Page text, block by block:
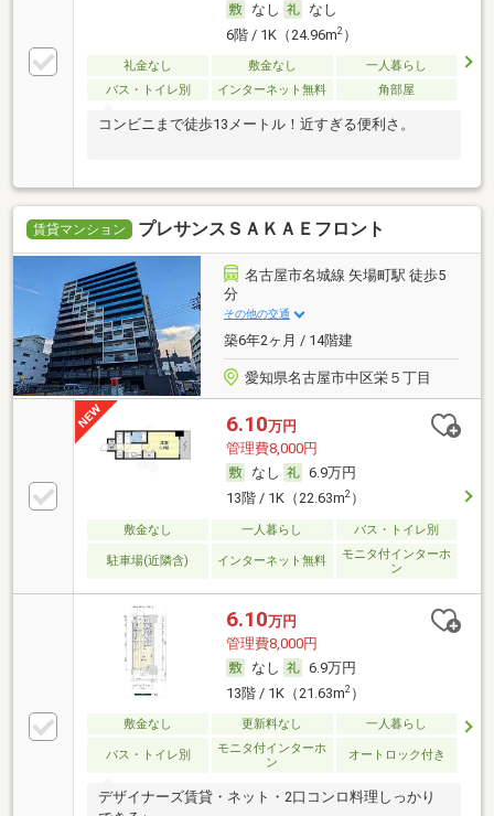
なし
なし
6階 / 1K（24.96m2）
礼金なし 敷金なし
一人暮らし
バス・トイレ別
インターネット無料 角部屋
コンビニまで徒歩13メートル！近すぎる便利さ。
賃貸マンション プレサンスＳＡＫＡＥフロント
名古屋市名城線 矢場町駅 徒歩5
分
その他の交通
築6年2ヶ月 / 14階建
愛知県名古屋市中区栄５丁目
6.10万円
管理費8,000円
なし
6.9万円
13階 / 1K（22.63m2）
敷金なし 一人暮らし バス・トイレ別
駐車場(近隣含) インターネット無料
モニタ付インターホ
ン
6.10万円
管理費8,000円
なし
6.9万円
13階 / 1K（21.63m2）
敷金なし 更新料なし 一人暮らし
バス・トイレ別
モニタ付インターホ
ン
オートロック付き
デザイナーズ賃貸・ネット・2口コンロ料理しっかり